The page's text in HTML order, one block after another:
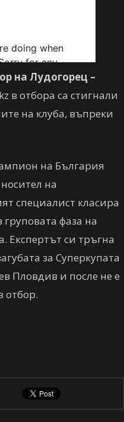
на Лудогорец –
в отбора са стигнали
на клуба, въпреки
на България
на
специалист класира
груповата фаза на
Експертът си тръгна
за Суперкупата
Пловдив и после не е
отбор.